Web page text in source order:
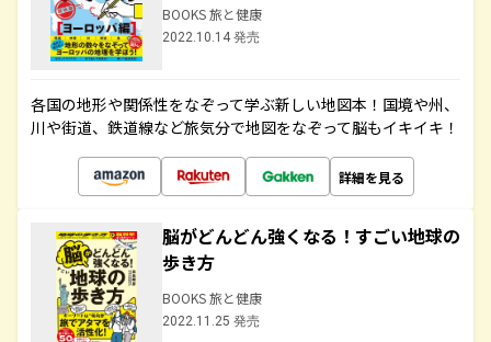
BOOKS 旅と健康
2022.10.14 発売
各国の地形や関係性をなぞって学ぶ新しい地図本！国境や州、
川や街道、鉄道線など旅気分で地図をなぞって脳もイキイキ！
詳細を見る
脳がどんどん強くなる！すごい地球の
歩き方
BOOKS 旅と健康
2022.11.25 発売